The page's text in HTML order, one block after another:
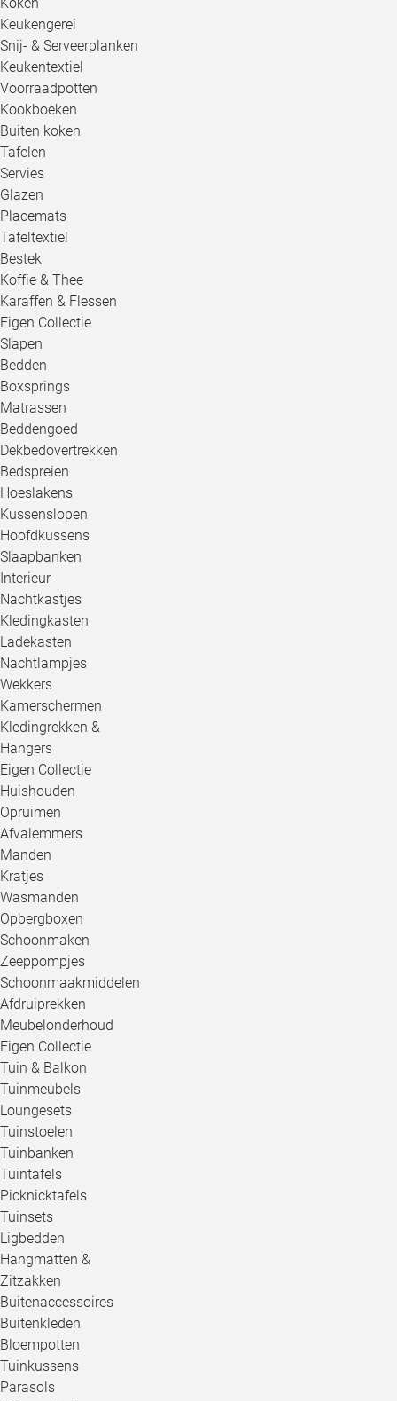
Keukengerei
Snij- & Serveerplanken
Keukentextiel
Voorraadpotten
Kookboeken
Buiten koken
Tafelen
Servies
Glazen
Placemats
Tafeltextiel
Bestek
Koffie & Thee
Karaffen & Flessen
Eigen Collectie
Slapen
Bedden
Boxsprings
Matrassen
Beddengoed
Dekbedovertrekken
Bedspreien
Hoeslakens
Kussenslopen
Hoofdkussens
Slaapbanken
Interieur
Nachtkastjes
Kledingkasten
Ladekasten
Nachtlampjes
Wekkers
Kamerschermen
Kledingrekken &
Hangers
Eigen Collectie
Huishouden
Opruimen
Afvalemmers
Manden
Kratjes
Wasmanden
Opbergboxen
Schoonmaken
Zeeppompjes
Schoonmaakmiddelen
Afdruiprekken
Meubelonderhoud
Eigen Collectie
Tuin & Balkon
Tuinmeubels
Loungesets
Tuinstoelen
Tuinbanken
Tuintafels
Picknicktafels
Tuinsets
Ligbedden
Hangmatten &
Zitzakken
Buitenaccessoires
Buitenkleden
Bloempotten
Tuinkussens
Parasols